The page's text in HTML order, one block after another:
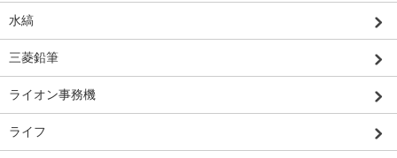
水縞
三菱鉛筆
ライオン事務機
ライフ